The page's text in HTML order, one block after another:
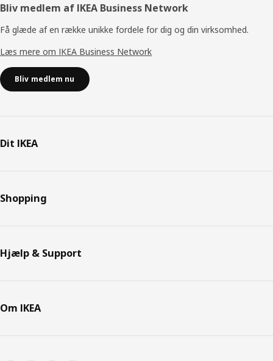
Bliv medlem af IKEA Business Network
Få glæde af en række unikke fordele for dig og din virksomhed.
Læs mere om IKEA Business Network
Bliv medlem nu
Dit IKEA
Shopping
Hjælp & Support
Om IKEA